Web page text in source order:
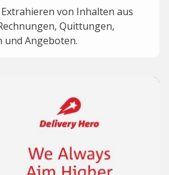
von Inhalten aus
Quittungen,
und Angeboten.